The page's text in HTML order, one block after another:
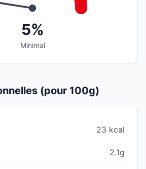
5%
Minimal
(pour 100g)
23 kcal
2.1g